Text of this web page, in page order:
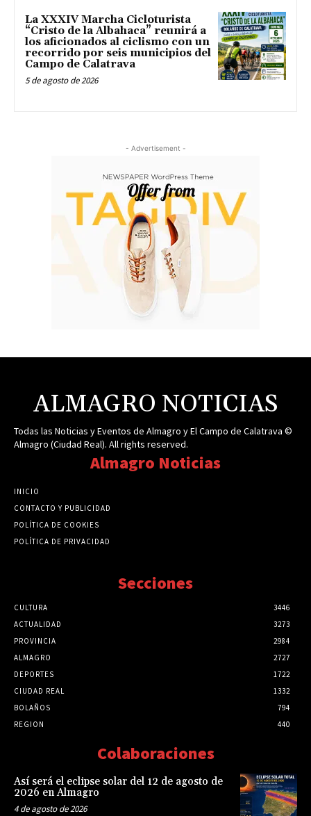
La XXXIV Marcha Cicloturista
“Cristo de la Albahaca” reunirá a
los aficionados al ciclismo con un
recorrido por seis municipios del
Campo de Calatrava
5 de agosto de 2026
- Advertisement -
ALMAGRO NOTICIAS
Todas las Noticias y Eventos de Almagro y El Campo de Calatrava ©
Almagro (Ciudad Real). All rights reserved.
Almagro Noticias
INICIO
CONTACTO Y PUBLICIDAD
POLÍTICA DE COOKIES
POLÍTICA DE PRIVACIDAD
Secciones
CULTURA
3446
ACTUALIDAD
3273
PROVINCIA
2984
ALMAGRO
2727
DEPORTES
1722
CIUDAD REAL
1332
BOLAÑOS
794
REGION
440
Colaboraciones
Así será el eclipse solar del 12 de agosto de
2026 en Almagro
4 de agosto de 2026